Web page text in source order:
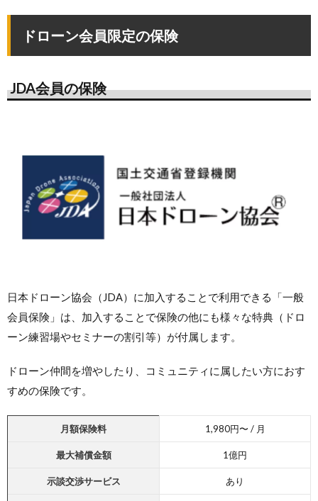
ドローン会員限定の保険
JDA会員の保険
日本ドローン協会（JDA）に加入することで利用できる「一般
会員保険」は、加入することで保険の他にも様々な特典（ドロ
ーン練習場やセミナーの割引等）が付属します。
ドローン仲間を増やしたり、コミュニティに属したい方におす
すめの保険です。
月額保険料 1,980円〜 / 月
最大補償金額 1億円
示談交渉サービス あり